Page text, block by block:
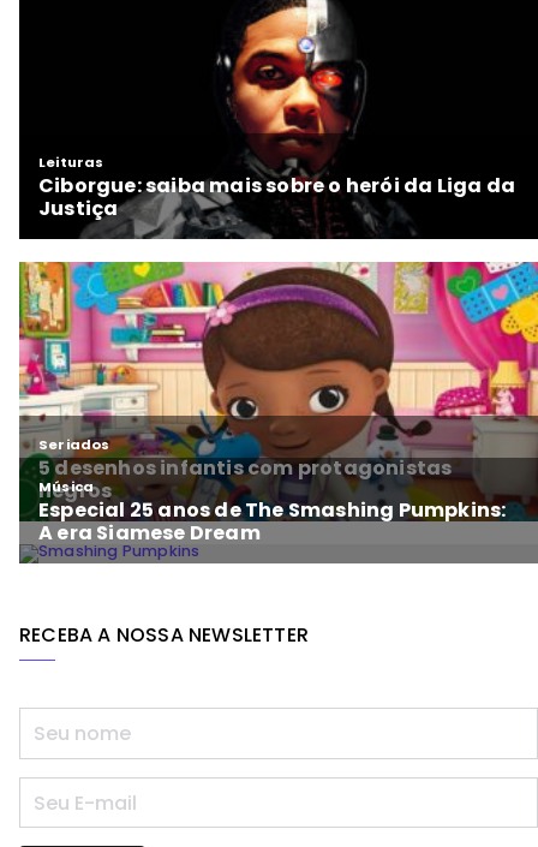
RECEBA A NOSSA NEWSLETTER